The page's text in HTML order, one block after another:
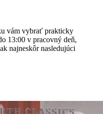
vám vybrať prakticky
13:00 v pracovný deň,
najneskôr nasledujúci